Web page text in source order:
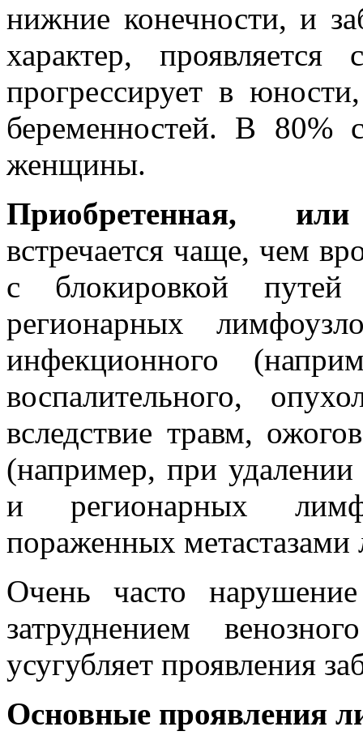
нижние конечности, и
характер,
прогрессирует в
беременностей. В 80%
женщины.
Приобретенная, или
встречается чаще, чем
с блокировкой
регионарных
инфекционного
воспалительного,
вследствие травм,
(например, при
и регионарных
пораженных метастазами
Очень часто
затруднением
усугубляет проявления
Основные проявления